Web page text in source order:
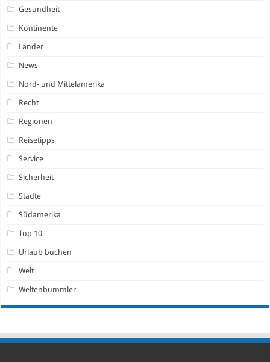
Gesundheit
Kontinente
Länder
News
Nord- und Mittelamerika
Recht
Regionen
Reisetipps
Service
Sicherheit
Städte
Südamerika
Top 10
Urlaub buchen
Welt
Weltenbummler